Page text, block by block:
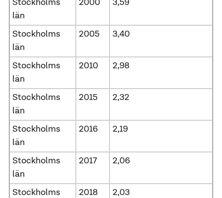
Stockholms
län
2000 3,59
Stockholms
län
2005 3,40
Stockholms
län
2010 2,98
Stockholms
län
2015 2,32
Stockholms
län
2016 2,19
Stockholms
län
2017 2,06
Stockholms
2018 2,03